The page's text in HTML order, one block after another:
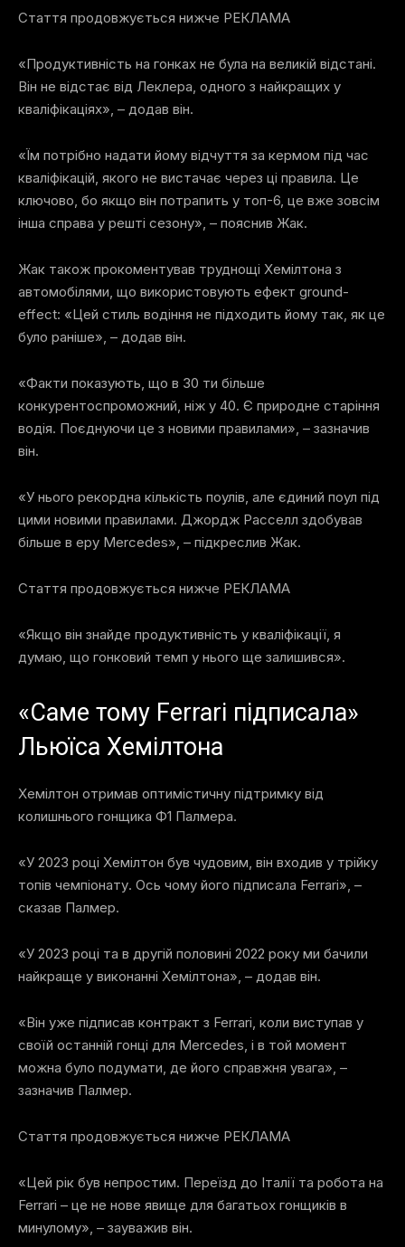
Стаття продовжується нижче РЕКЛАМА
«Продуктивність на гонках не була на великій відстані.
Він не відстає від Леклера, одного з найкращих у
кваліфікаціях», – додав він.
«Їм потрібно надати йому відчуття за кермом під час
кваліфікацій, якого не вистачає через ці правила. Це
ключово, бо якщо він потрапить у топ-6, це вже зовсім
інша справа у решті сезону», – пояснив Жак.
Жак також прокоментував труднощі Хемілтона з
автомобілями, що використовують ефект ground-
effect: «Цей стиль водіння не підходить йому так, як це
було раніше», – додав він.
«Факти показують, що в 30 ти більше
конкурентоспроможний, ніж у 40. Є природне старіння
водія. Поєднуючи це з новими правилами», – зазначив
він.
«У нього рекордна кількість поулів, але єдиний поул під
цими новими правилами. Джордж Расселл здобував
більше в еру Mercedes», – підкреслив Жак.
Стаття продовжується нижче РЕКЛАМА
«Якщо він знайде продуктивність у кваліфікації, я
думаю, що гонковий темп у нього ще залишився».
«Саме тому Ferrari підписала»
Льюїса Хемілтона
Хемілтон отримав оптимістичну підтримку від
колишнього гонщика Ф1 Палмера.
«У 2023 році Хемілтон був чудовим, він входив у трійку
топів чемпіонату. Ось чому його підписала Ferrari», –
сказав Палмер.
«У 2023 році та в другій половині 2022 року ми бачили
найкраще у виконанні Хемілтона», – додав він.
«Він уже підписав контракт з Ferrari, коли виступав у
своїй останній гонці для Mercedes, і в той момент
можна було подумати, де його справжня увага», –
зазначив Палмер.
Стаття продовжується нижче РЕКЛАМА
«Цей рік був непростим. Переїзд до Італії та робота на
Ferrari – це не нове явище для багатьох гонщиків в
минулому», – зауважив він.